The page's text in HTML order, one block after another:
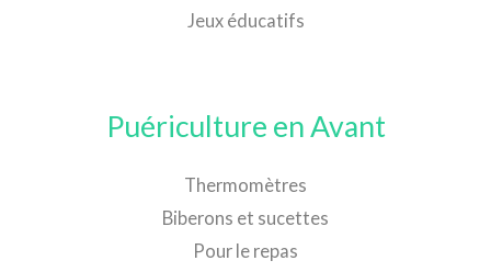
Jeux éducatifs
Puériculture en Avant
Thermomètres
Biberons et sucettes
Pour le repas